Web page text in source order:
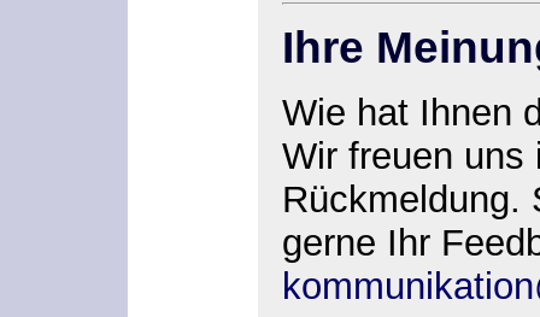
Ihre
Wie hat Ihnen
Wir freuen uns
Rückmeldung.
gerne Ihr